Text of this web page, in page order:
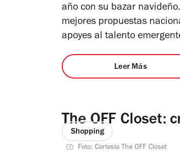
año con su bazar
mejores propuestas
apoyes al talento
Leer Más
The OFF Closet:
Shopping
Foto: Cortesía The OFF Closet